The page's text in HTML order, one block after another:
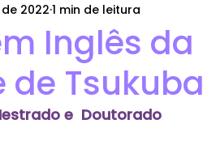
Inglês da
de Tsukuba
2022 1 min de leitura
e  Doutorado